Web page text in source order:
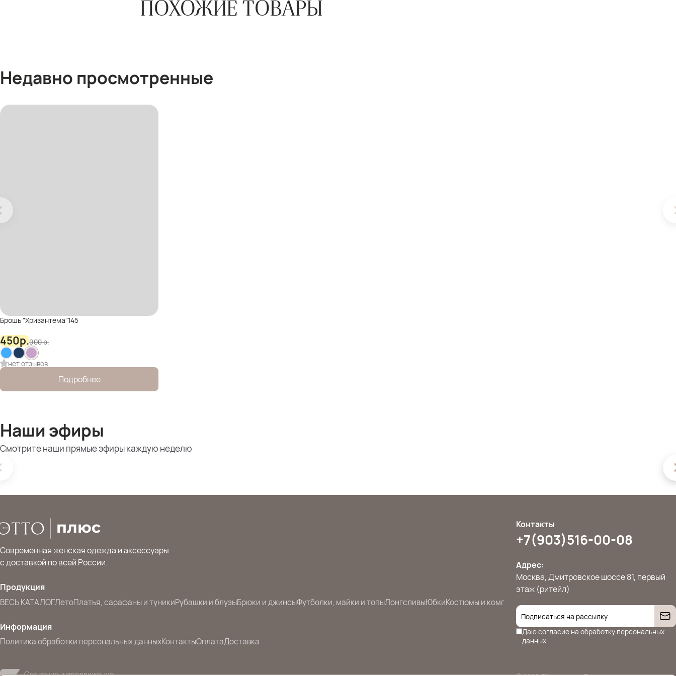
ПОХОЖИЕ ТОВАРЫ
Недавно просмотренные
Брошь "Хризантема"145
450р.900р.
нет отзывов
Подробнее
Наши эфиры
Смотрите наши прямые эфиры каждую неделю
Современная женская одежда и аксессуары
с доставкой по всей России.
Продукция
ВЕСЬ КАТАЛОГЛетоПлатья, сарафаны и туникиРубашки и блузыБрюки и джинсыФутболки, майки и топыЛонгсливыЮбкиКостюмы и комплекты
Информация
Политика обработки персональных данныхКонтактыОплатаДоставка
Контакты
+7(903)516-00-08
Адрес:
Москва, Дмитровское шоссе 81, первый
этаж (ритейл)
Даю согласие на обработку персональных
данных